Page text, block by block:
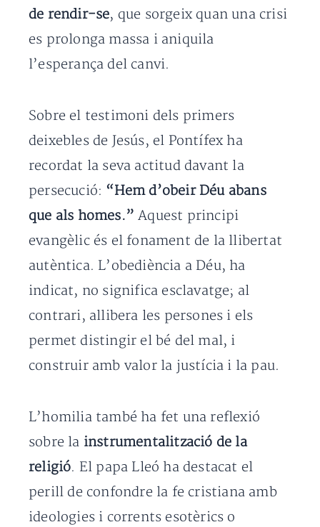
de rendir-se, que sorgeix quan una crisi
es prolonga massa i aniquila
l’esperança del canvi.
Sobre el testimoni dels primers
deixebles de Jesús, el Pontífex ha
recordat la seva actitud davant la
persecució: “Hem d’obeir Déu abans
que als homes.”Aquest principi
evangèlic és el fonament de la llibertat
autèntica. L’obediència a Déu, ha
indicat, no significa esclavatge; al
contrari, allibera les persones i els
permet distingir el bé del mal, i
construir amb valor la justícia i la pau.
L’homilia també ha fet una reflexió
sobre la instrumentalització de la
religió. El papa Lleó ha destacat el
perill de confondre la fe cristiana amb
ideologies i corrents esotèrics o